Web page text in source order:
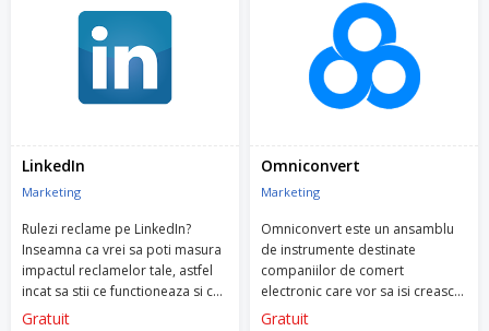
LinkedIn
Marketing
Rulezi reclame pe LinkedIn?
Inseamna ca vrei sa poti masura
impactul reclamelor tale, astfel
incat sa stii ce functioneaza si ce
poti imbunatati. Nu vrei sa iti
Gratuit
Omniconvert
Marketing
Omniconvert este un ansamblu
de instrumente destinate
companiilor de comert
electronic care vor sa isi creasca
afacerile printr-o abordare
Gratuit